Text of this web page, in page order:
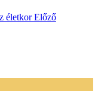
életkorElőző